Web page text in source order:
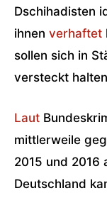
Dschihadisten
ihnen verhaftet
sollen sich in
versteckt
Laut
mittlerweile
2015 und 2016
Deutschland